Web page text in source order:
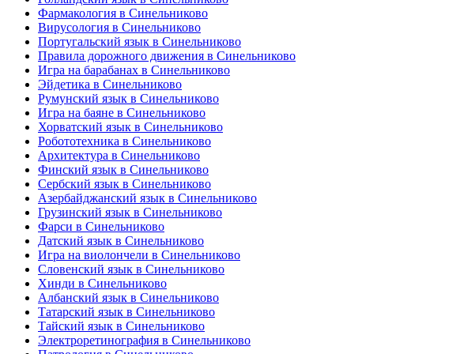
Фармакология в Синельниково
Вирусология в Синельниково
Португальский язык в Синельниково
Правила дорожного движения в Синельниково
Игра на барабанах в Синельниково
Эйдетика в Синельниково
Румунский язык в Синельниково
Игра на баяне в Синельниково
Хорватский язык в Синельниково
Робототехника в Синельниково
Архитектура в Синельниково
Финский язык в Синельниково
Сербский язык в Синельниково
Азербайджанский язык в Синельниково
Грузинский язык в Синельниково
Фарси в Синельниково
Датский язык в Синельниково
Игра на виолончели в Синельниково
Словенский язык в Синельниково
Хинди в Синельниково
Албанский язык в Синельниково
Татарский язык в Синельниково
Тайский язык в Синельниково
Электроретинография в Синельниково